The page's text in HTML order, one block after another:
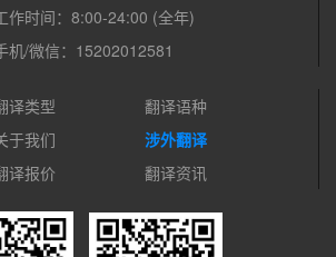
作时间：8:00-24:00 (全年)
机/微信：15202012581
译类型
翻译语种
于我们
涉外翻译
译报价
翻译资讯